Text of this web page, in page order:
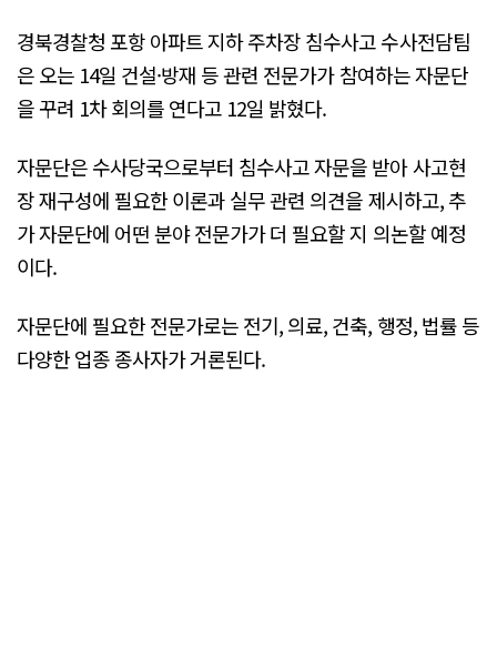
경북경찰청 포항 아파트 지하 주차장 침수사고 수사전담팀
은 오는 14일 건설·방재 등 관련 전문가가 참여하는 자문단
을 꾸려 1차 회의를 연다고 12일 밝혔다.
자문단은 수사당국으로부터 침수사고 자문을 받아 사고현
장 재구성에 필요한 이론과 실무 관련 의견을 제시하고, 추
가 자문단에 어떤 분야 전문가가 더 필요할 지 의논할 예정
이다.
자문단에 필요한 전문가로는 전기, 의료, 건축, 행정, 법률 등
다양한 업종 종사자가 거론된다.